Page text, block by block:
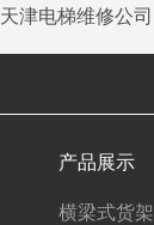
天津电梯维修公司
产品展示
横梁式货架